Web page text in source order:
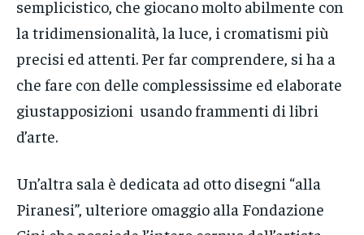
semplicistico, che giocano molto abilmente con
la tridimensionalità, la luce, i cromatismi più
precisi ed attenti. Per far comprendere, si ha a
che fare con delle complessissime ed elaborate
giustapposizioni usando frammenti di libri
d’arte.
Un’altra sala è dedicata ad otto disegni “alla
Piranesi”, ulteriore omaggio alla Fondazione